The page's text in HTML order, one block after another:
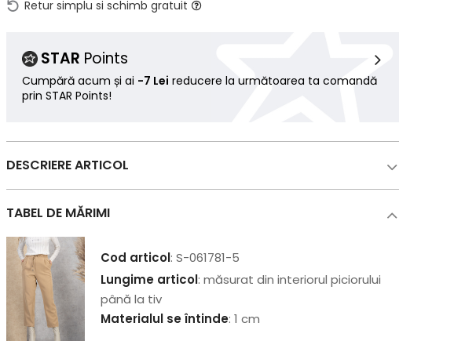
Retur simplu si schimb gratuit
STAR Points
Cumpără acum și ai -7 Lei reducere la următoarea ta comandă
prin STAR Points!
DESCRIERE ARTICOL
TABEL DE MĂRIMI
Cod articol: S-061781-5
Lungime articol: măsurat din interiorul piciorului
până la tiv
Materialul se întinde: 1 cm